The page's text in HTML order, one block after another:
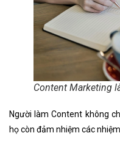
Content Marketing
Người làm Content không
họ còn đảm nhiệm các